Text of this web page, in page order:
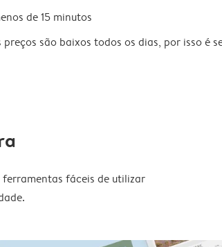
de 15 minutos
preços são baixos todos os dias, por isso é
fáceis de utilizar